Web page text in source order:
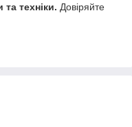
техніки. Довіряйте